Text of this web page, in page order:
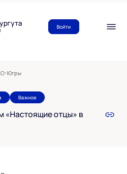
Войти
Югры
Важное
«Настоящие отцы» в